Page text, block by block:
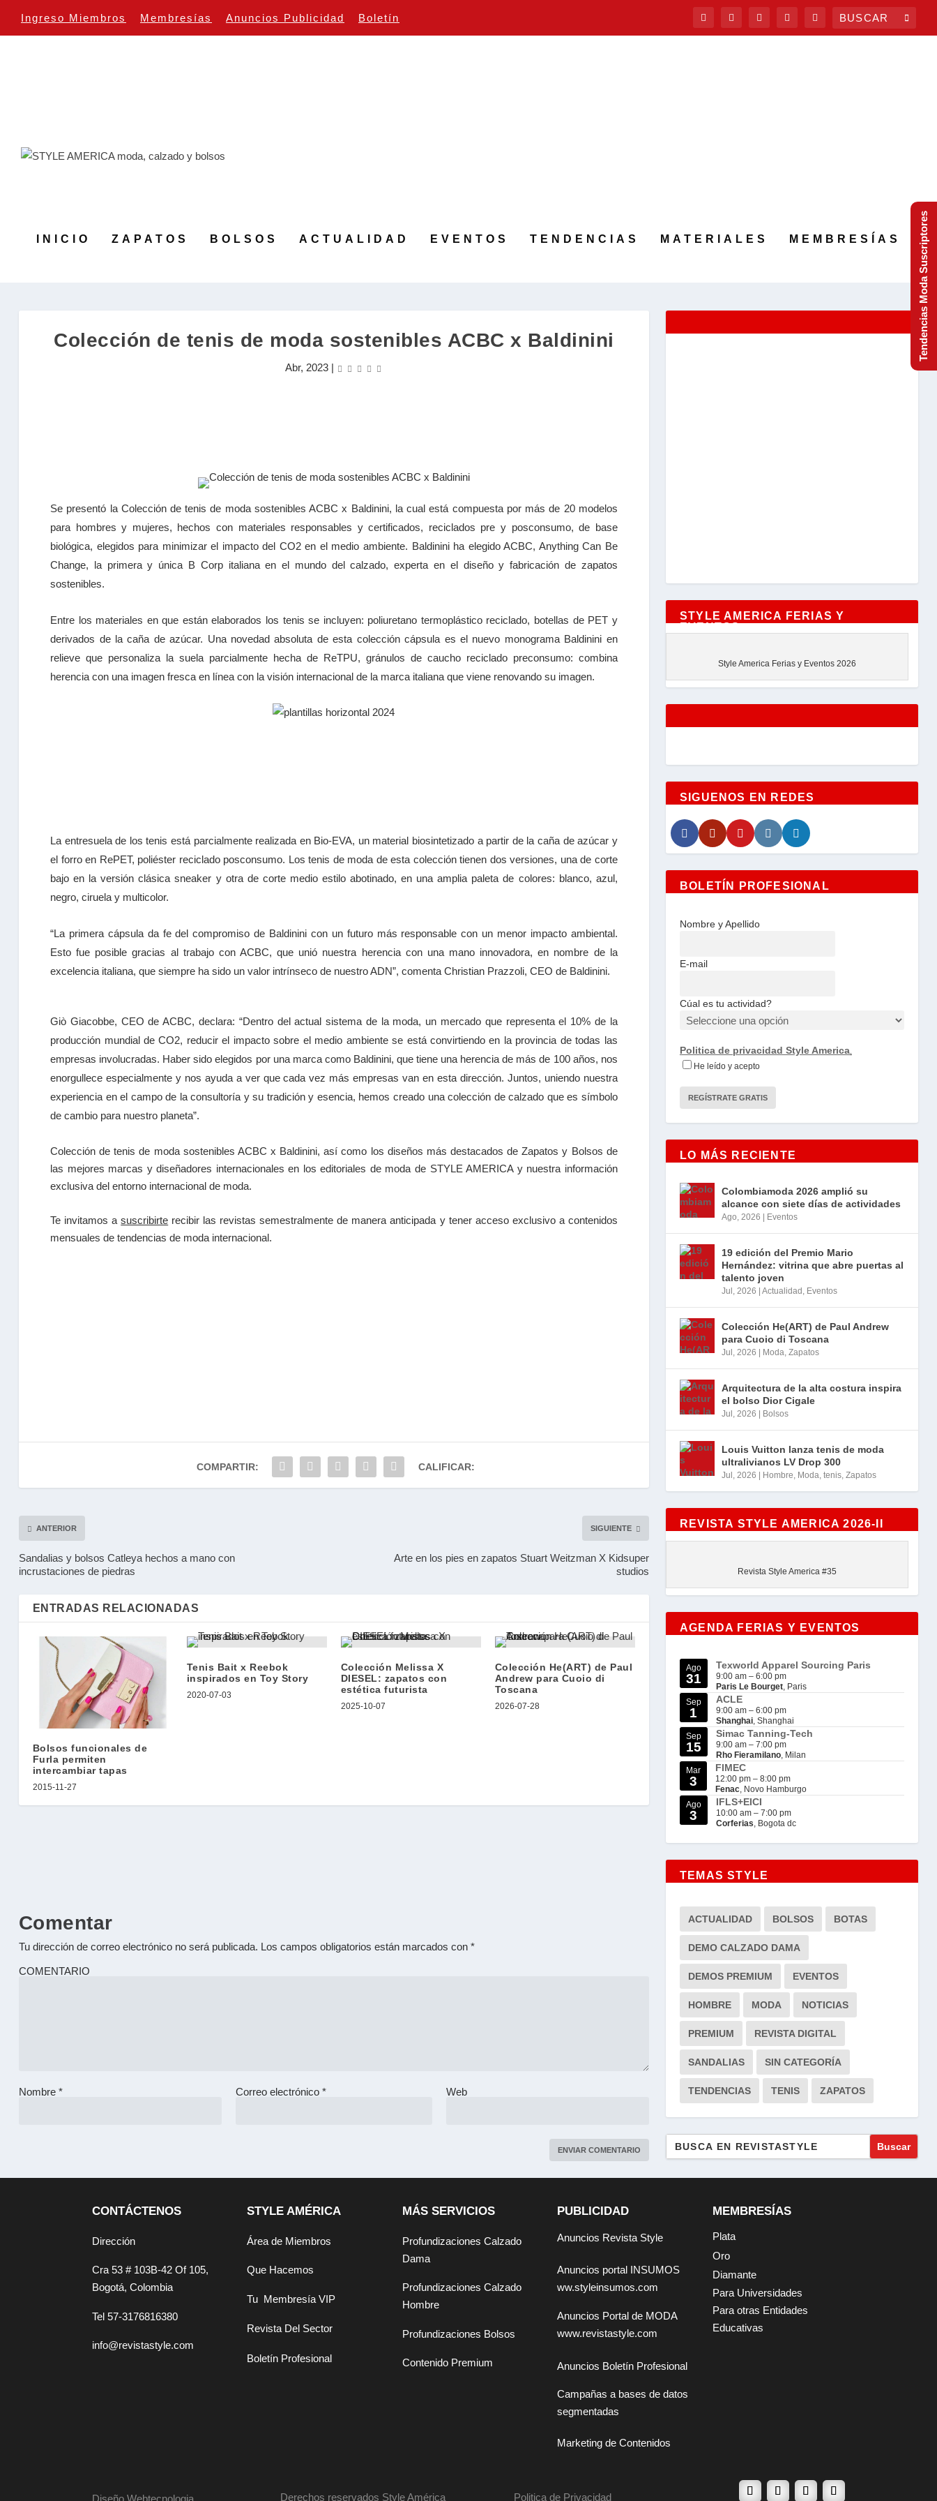
Ingreso Miembros Membresías Anuncios Publicidad Boletín
INICIO ZAPATOS BOLSOS ACTUALIDAD EVENTOS TENDENCIAS MATERIALES MEMBRESÍAS
Colección de tenis de moda sostenibles ACBC x Baldinini
Abr, 2023|
Se presentó la Colección de tenis de moda sostenibles ACBC x Baldinini, la cual está compuesta por más de 20 modelos
para hombres y mujeres, hechos con materiales responsables y certificados, reciclados pre y posconsumo, de base
biológica, elegidos para minimizar el impacto del CO2 en el medio ambiente. Baldinini ha elegido ACBC, Anything Can Be
Change, la primera y única B Corp italiana en el mundo del calzado, experta en el diseño y fabricación de zapatos
sostenibles.
Entre los materiales en que están elaborados los tenis se incluyen: poliuretano termoplástico reciclado, botellas de PET y
derivados de la caña de azúcar. Una novedad absoluta de esta colección cápsula es el nuevo monograma Baldinini en
relieve que personaliza la suela parcialmente hecha de ReTPU, gránulos de caucho reciclado preconsumo: combina
herencia con una imagen fresca en línea con la visión internacional de la marca italiana que viene renovando su imagen.
La entresuela de los tenis está parcialmente realizada en Bio-EVA, un material biosintetizado a partir de la caña de azúcar y
el forro en RePET, poliéster reciclado posconsumo. Los tenis de moda de esta colección tienen dos versiones, una de corte
bajo en la versión clásica sneaker y otra de corte medio estilo abotinado, en una amplia paleta de colores: blanco, azul,
negro, ciruela y multicolor.
“La primera cápsula da fe del compromiso de Baldinini con un futuro más responsable con un menor impacto ambiental.
Esto fue posible gracias al trabajo con ACBC, que unió nuestra herencia con una mano innovadora, en nombre de la
excelencia italiana, que siempre ha sido un valor intrínseco de nuestro ADN”, comenta Christian Prazzoli, CEO de Baldinini.
Giò Giacobbe, CEO de ACBC, declara: “Dentro del actual sistema de la moda, un mercado que representa el 10% de la
producción mundial de CO2, reducir el impacto sobre el medio ambiente se está convirtiendo en la provincia de todas las
empresas involucradas. Haber sido elegidos por una marca como Baldinini, que tiene una herencia de más de 100 años, nos
enorgullece especialmente y nos ayuda a ver que cada vez más empresas van en esta dirección. Juntos, uniendo nuestra
experiencia en el campo de la consultoría y su tradición y esencia, hemos creado una colección de calzado que es símbolo
de cambio para nuestro planeta”.
Colección de tenis de moda sostenibles ACBC x Baldinini, así como los diseños más destacados de Zapatos y Bolsos de
las mejores marcas y diseñadores internacionales en los editoriales de moda de STYLE AMERICA y nuestra información
exclusiva del entorno internacional de moda.
Te invitamos asuscribirte recibir las revistas semestralmente de manera anticipada y tener acceso exclusivo a contenidos
mensuales de tendencias de moda internacional.
COMPARTIR: CALIFICAR:
ANTERIOR
Sandalias y bolsos Catleya hechos a mano con
incrustaciones de piedras
SIGUIENTE
Arte en los pies en zapatos Stuart Weitzman X Kidsuper
studios
ENTRADAS RELACIONADAS
Bolsos funcionales de
Furla permiten
intercambiar tapas
2015-11-27
Tenis Bait x Reebok
inspirados en Toy Story
2020-07-03
Colección Melissa X
DIESEL: zapatos con
estética futurista
2025-10-07
Colección He(ART) de Paul
Andrew para Cuoio di
Toscana
2026-07-28
Comentar
Tu dirección de correo electrónico no será publicada. Los campos obligatorios están marcados con *
COMENTARIO
Nombre * Correo electrónico* Web
STYLE AMERICA FERIAS Y
EVENTOS
Style America Ferias y Eventos 2026
SIGUENOS EN REDES
BOLETÍN PROFESIONAL
Nombre y Apellido
E-mail
Cúal es tu actividad?
Politica de privacidad Style America.
He leído y acepto
LO MÁS RECIENTE
Colombiamoda 2026 amplió su
alcance con siete días de actividades
Ago, 2026 Eventos
19 edición del Premio Mario
Hernández: vitrina que abre puertas al
talento joven
Jul, 2026 Actualidad , Eventos
Colección He(ART) de Paul Andrew
para Cuoio di Toscana
Jul, 2026 Moda, Zapatos
Arquitectura de la alta costura inspira
el bolso Dior Cigale
Jul, 2026 Bolsos
Louis Vuitton lanza tenis de moda
ultralivianos LV Drop 300
Jul, 2026 Hombre, Moda, tenis, Zapatos
REVISTA STYLE AMERICA 2026-II
Revista Style America #35
AGENDA FERIAS Y EVENTOS
Ago
31
Texworld Apparel Sourcing Paris
9:00 am – 6:00 pm
Paris Le Bourget, Paris
Sep
1
ACLE
9:00 am – 6:00 pm
Shanghai, Shanghai
Sep
15
Simac Tanning-Tech
9:00 am – 7:00 pm
Rho Fieramilano, Milan
Mar
3
FIMEC
12:00 pm – 8:00 pm
Fenac, Novo Hamburgo
Ago
3
IFLS+EICI
10:00 am – 7:00 pm
Corferias, Bogota dc
TEMAS STYLE
ACTUALIDAD BOLSOS BOTAS
DEMO CALZADO DAMA
DEMOS PREMIUM EVENTOS
HOMBRE MODA NOTICIAS
PREMIUM REVISTA DIGITAL
SANDALIAS SIN CATEGORÍA
TENDENCIAS TENIS ZAPATOS
CONTÁCTENOS
Dirección
Cra 53 # 103B-42 Of 105,
Bogotá, Colombia
Tel 57-3176816380
info@revistastyle.com
STYLE AMÉRICA
Área de Miembros
Que Hacemos
Tu Membresía VIP
Revista Del Sector
Boletín Profesional
MÁS SERVICIOS
Profundizaciones Calzado
Dama
Profundizaciones Calzado
Hombre
Profundizaciones Bolsos
Contenido Premium
PUBLICIDAD
Anuncios Revista Style
Anuncios portal INSUMOS
ww.styleinsumos.com
Anuncios Portal de MODA
www.revistastyle.com
Anuncios Boletín Profesional
Campañas a bases de datos
segmentadas
Marketing de Contenidos
MEMBRESÍAS
Plata
Oro
Diamante
Para Universidades
Para otras Entidades
Educativas
Derechos reservados Style América Politica de Privacidad
Tendencias Moda Suscriptores